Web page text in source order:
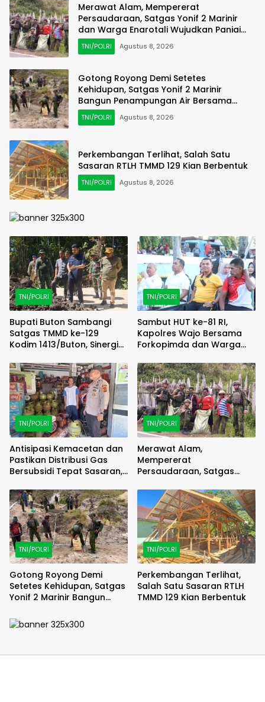
Merawat Alam, Mempererat
Persaudaraan, Satgas Yonif 2 Marinir
dan Warga Enarotali Wujudkan Paniai
Bersih, Indonesia Asri
TNI/POLRI Agustus 8, 2026
Gotong Royong Demi Setetes
Kehidupan, Satgas Yonif 2 Marinir
Bangun Penampungan Air Bersama
Masyarakat Pasir Putih
TNI/POLRI Agustus 8, 2026
Perkembangan Terlihat, Salah Satu
Sasaran RTLH TMMD 129 Kian Berbentuk
TNI/POLRI Agustus 8, 2026
TNI/POLRI
Bupati Buton Sambangi
Satgas TMMD ke-129
Kodim 1413/Buton, Sinergi
Menguat
TNI/POLRI
Sambut HUT ke-81 RI,
Kapolres Wajo Bersama
Forkopimda dan Warga
Karung
TNI/POLRI
Antisipasi Kemacetan dan
Pastikan Distribusi Gas
Bersubsidi Tepat Sasaran,
Patroli
TNI/POLRI
Merawat Alam,
Mempererat
Persaudaraan, Satgas
Enarotali Wujudkan Paniai
Bersih, Indonesia Asri
TNI/POLRI
Gotong Royong Demi
Setetes Kehidupan, Satgas
Yonif 2 Marinir Bangun
Masyarakat Pasir Putih
TNI/POLRI
Perkembangan Terlihat,
Salah Satu Sasaran RTLH
TMMD 129 Kian Berbentuk